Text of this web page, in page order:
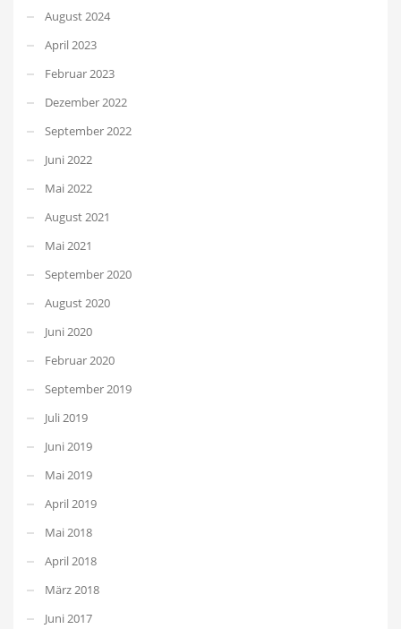
August 2024
April 2023
Februar 2023
Dezember 2022
September 2022
Juni 2022
Mai 2022
August 2021
Mai 2021
September 2020
August 2020
Juni 2020
Februar 2020
September 2019
Juli 2019
Juni 2019
Mai 2019
April 2019
Mai 2018
April 2018
März 2018
Juni 2017